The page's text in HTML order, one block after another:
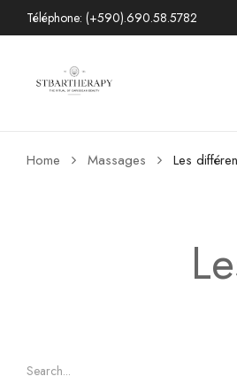
Téléphone: (+590).690.58.5782
Home Massages Les